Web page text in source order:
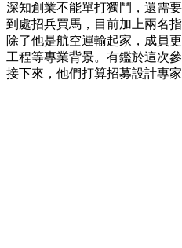
深知創業不能單打獨鬥，還需
到處招兵買馬，目前加上兩名
除了他是航空運輸起家，成員
工程等專業背景。有鑑於這次
接下來，他們打算招募設計專家